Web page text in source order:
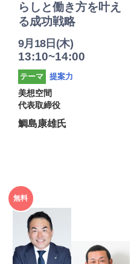
らしと働き方を叶え
る成功戦略
9月18日(木)
13:10~14:00
テーマ
提案力
美想空間
代表取締役
鯛島康雄氏
2025年
度
無料